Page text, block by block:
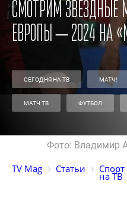
смотрим звездные
Европы – 2024 на
СЕГОДНЯ НА ТВ МАТЧ!
МАТЧ ТВ ФУТБОЛ
Фото: Владимир
TV Mag Статьи Спорт
на ТВ